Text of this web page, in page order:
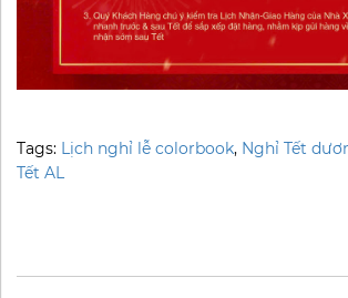
Tags: Lịch nghỉ lễ colorbook, Nghỉ Tết
Tết AL